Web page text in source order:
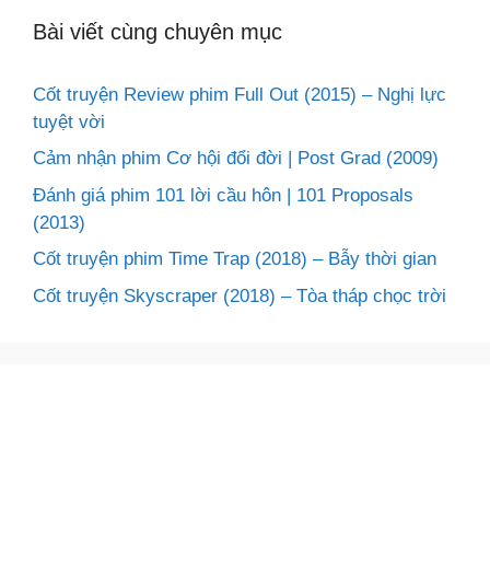
Bài viết cùng chuyên mục
Cốt truyện Review phim Full Out (2015) – Nghị lực
tuyệt vời
Cảm nhận phim Cơ hội đổi đời | Post Grad (2009)
Đánh giá phim 101 lời cầu hôn | 101 Proposals
(2013)
Cốt truyện phim Time Trap (2018) – Bẫy thời gian
Cốt truyện Skyscraper (2018) – Tòa tháp chọc trời